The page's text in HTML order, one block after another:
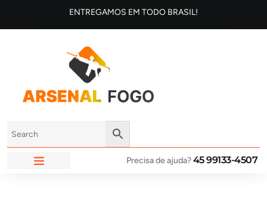
ENTREGAMOS EM TODO BRASIL!
Precisa de ajuda?45 99133-4507